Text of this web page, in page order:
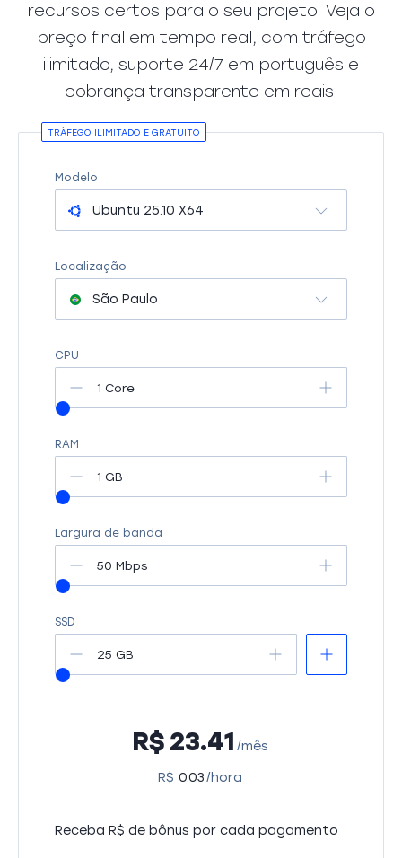
recursos certos para o seu projeto. Veja o
preço final em tempo real, com tráfego
ilimitado, suporte 24/7 em português e
cobrança transparente em reais.
TRÁFEGO ILIMITADO E GRATUITO
Modelo
Ubuntu 25.10 X64
Localização
São Paulo
CPU
1 Core
RAM
1 GB
Largura de banda
50 Mbps
SSD
25 GB
23.41
R$ /mês
0.03
R$ /hora
Receba R$ de bônus por cada pagamento